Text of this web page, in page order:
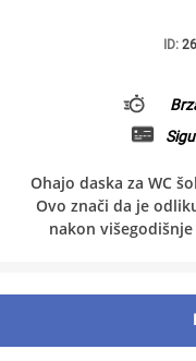
ID:
Ohajo daska za WC
Ovo znači da je
nakon